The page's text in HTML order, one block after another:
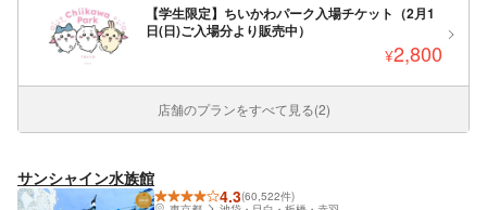
【学生限定】ちいかわパーク入場チケット（2月1
日(日)ご入場分より販売中）
¥2,800
店舗のプランをすべて見る(2)
サンシャイン水族館
4.3(60,522件)